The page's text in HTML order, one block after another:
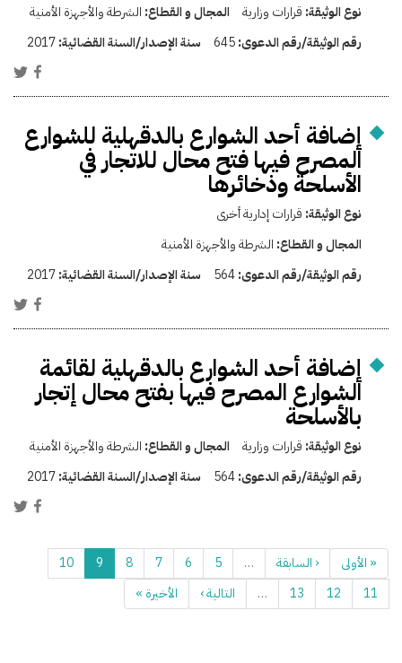
نوع الوثيقة: قرارات وزارية المجال و القطاع: الشرطة والأجهزة الأمنية
رقم الوثيقة/رقم الدعوى:645 سنة الإصدار/السنة القضائية:2017
إضافة أحد الشوارع بالدقهلية للشوارع
المصرح فيها فتح محال للاتجار في
الأسلحة وذخائرها
نوع الوثيقة: قرارات إدارية أخرى
المجال و القطاع: الشرطة والأجهزة الأمنية
رقم الوثيقة/رقم الدعوى:564 سنة الإصدار/السنة القضائية:2017
إضافة أحد الشوارع بالدقهلية لقائمة
الشوارع المصرح فيها بفتح محال إتجار
بالأسلحة
نوع الوثيقة: قرارات وزارية المجال و القطاع: الشرطة والأجهزة الأمنية
رقم الوثيقة/رقم الدعوى:564 سنة الإصدار/السنة القضائية:2017
« الأولى ‹ السابقة …
5
6
7
8
9
10
11
12
13
… التالية › الأخيرة »